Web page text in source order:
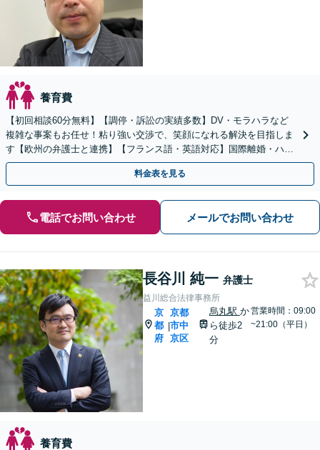
養育費
【初回相談60分無料】【調停・訴訟の実績多数】DV・モラハラなど
複雑な事案もお任せ！粘り強い交渉で、笑顔になれる解決を目指しま
す【欧州の弁護士と連携】【フランス語・英語対応】国際離婚・ハー
グ条約案件も円滑に支援【休日・夜間対応】【完全個室】
料金表を見る
電話でお問い合わせ メールでお問い合わせ
長谷川 純一 弁護士
益川総合法律事務所
京
都
府
|
京都
市中
京区
烏丸駅 か
ら徒歩2
分
営業時間：09:00
~21:00（平日）
養育費